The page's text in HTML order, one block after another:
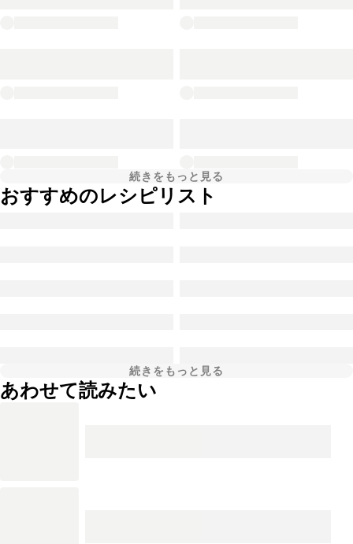
続きをもっと見る
おすすめのレシピリスト
続きをもっと見る
あわせて読みたい